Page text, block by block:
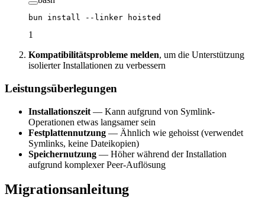
bun install --linker hoisted
1
Kompatibilitätsprobleme melden, um die Unterstützung
isolierter Installationen zu verbessern
Leistungsüberlegungen
Installationszeit — Kann aufgrund von Symlink-
Operationen etwas langsamer sein
Festplattennutzung — Ähnlich wie gehoisst (verwendet
Symlinks, keine Dateikopien)
Speichernutzung — Höher während der Installation
aufgrund komplexer Peer-Auflösung
Migrationsanleitung